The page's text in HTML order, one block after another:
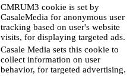
CMRUM3 cookie is set by
CasaleMedia for anonymous user
tracking based on user's website
visits, for displaying targeted ads.
Casale Media sets this cookie to
collect information on user
behavior, for targeted advertising.